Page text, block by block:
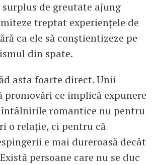
surplus de greutate ajung
treptat experiențele de
ca ele să conștientizeze pe
din spate.
asta foarte direct. Unii
promovări ce implică expunere
romantice nu pentru
o relație, ci pentru că
e mai dureroasă decât
persoane care nu se duc